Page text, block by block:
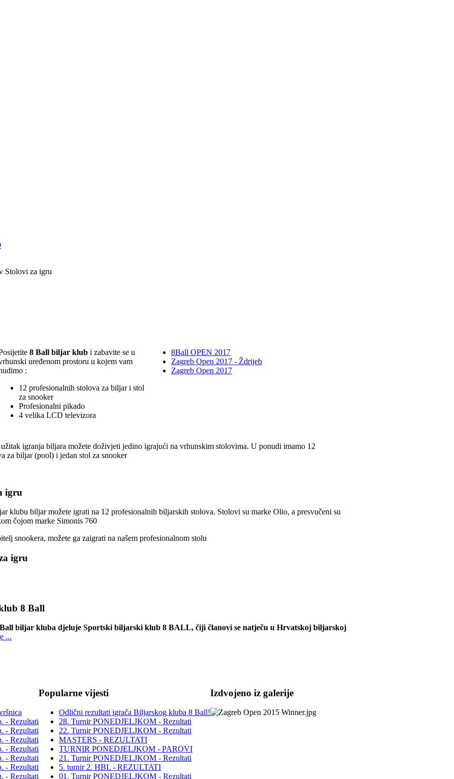
Stolovi za igru
8 Ball biljar klub i zabavite se u
uređenom prostoru u kojem vam
:
12 profesionalnih stolova za biljar i stol
za snooker
Profesionalni pikado
4 velika LCD televizora
8Ball OPEN 2017
Zagreb Open 2017 - Ždrijeb
Zagreb Open 2017
igranja biljara možete doživjeti jedino igrajući na vrhunskim stolovima. U ponudi imamo 12
za biljar (pool) i jedan stol za snooker
igru
klubu biljar možete igrati na 12 profesionalnih biljarskih stolova. Stolovi su marke Olio, a presvučeni su
čojom marke Simonis 760
snookera, možete ga zaigrati na našem profesionalnom stolu
igru
8 Ball
biljar kluba djeluje Sportski biljarski klub 8 BALL, čiji članovi se natječu u Hrvatskoj biljarskoj
...
- Rezultati
- Rezultati
- Rezultati
- Rezultati
- Rezultati
- Rezultati
- Rezultati
Popularne vijesti
Odlični rezultati igrača Biljarskog kluba 8 Ball!
28. Turnir PONEDJELJKOM - Rezultati
22. Turnir PONEDJELJKOM - Rezultati
MASTERS - REZULTATI
TURNIR PONEDJELJKOM - PAROVI
21. Turnir PONEDJELJKOM - Rezultati
5. turnir 2. HBL - REZULTATI
01. Turnir PONEDJELJKOM - Rezultati
Izdvojeno iz galerije